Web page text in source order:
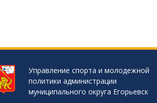
Управление спорта и молодежной
политики администрации
муниципального округа Егорьевск